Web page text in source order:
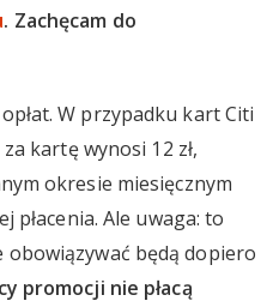
. Zachęcam do
W przypadku kart Citi
kartę wynosi 12 zł,
okresie miesięcznym
płacenia. Ale uwaga: to
będą dopiero
promocji nie płacą